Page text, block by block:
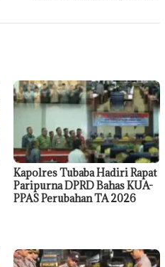
Kapolres Tubaba Hadiri Rapat
Paripurna DPRD Bahas KUA-
PPAS Perubahan TA 2026